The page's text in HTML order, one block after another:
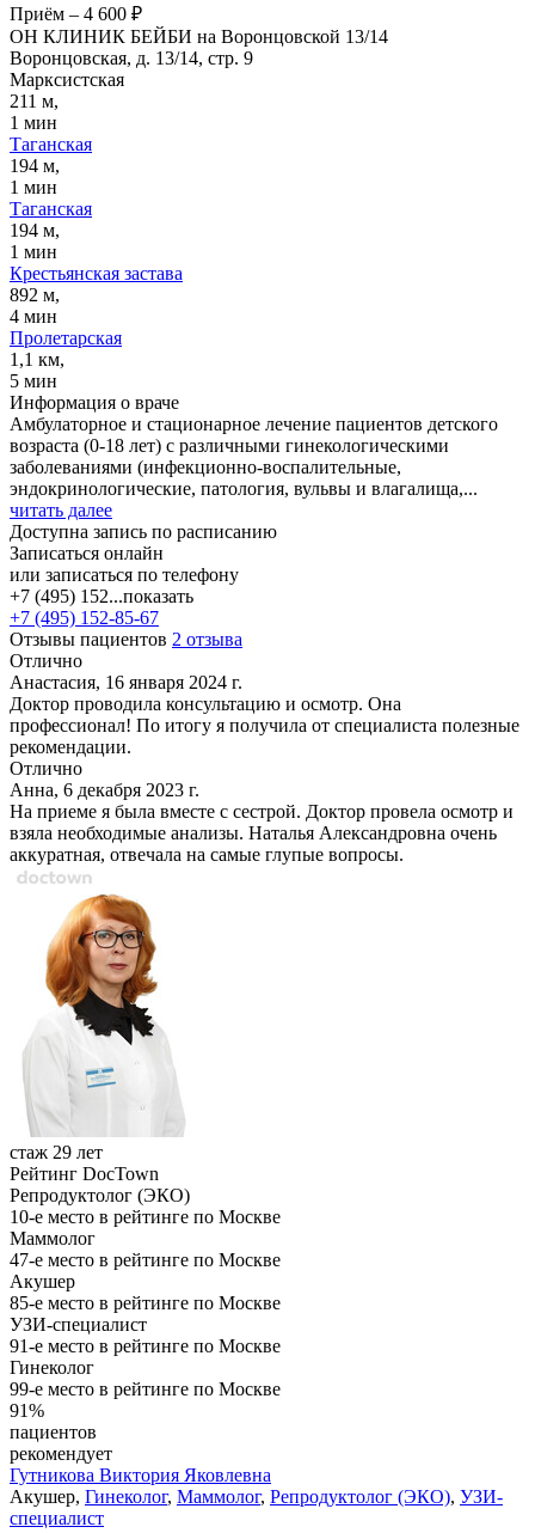
Приём – 4 600 ₽
ОН КЛИНИК БЕЙБИ на Воронцовской 13/14
Воронцовская, д. 13/14, стр. 9
Марксистская
211 м,
1 мин
Таганская
194 м,
1 мин
Таганская
194 м,
1 мин
Крестьянская застава
892 м,
4 мин
Пролетарская
1,1 км,
5 мин
Информация о враче
Амбулаторное и стационарное лечение пациентов детского
возраста (0-18 лет) с различными гинекологическими
заболеваниями (инфекционно-воспалительные,
эндокринологические, патология, вульвы и влагалища,...
читать далее
Доступна запись по расписанию
Записаться онлайн
или записаться по телефону
+7 (495) 152...показать
+7 (495) 152-85-67
Отзывы пациентов 2 отзыва
Отлично
Анастасия, 16 января 2024 г.
Доктор проводила консультацию и осмотр. Она
профессионал! По итогу я получила от специалиста полезные
рекомендации.
Отлично
Анна, 6 декабря 2023 г.
На приеме я была вместе с сестрой. Доктор провела осмотр и
взяла необходимые анализы. Наталья Александровна очень
аккуратная, отвечала на самые глупые вопросы.
стаж 29 лет
Рейтинг DocTown
Репродуктолог (ЭКО)
10-е место в рейтинге по Москве
Маммолог
47-е место в рейтинге по Москве
Акушер
85-е место в рейтинге по Москве
УЗИ-специалист
91-е место в рейтинге по Москве
Гинеколог
99-е место в рейтинге по Москве
91%
пациентов
рекомендует
Гутникова Виктория Яковлевна
Акушер, Гинеколог, Маммолог, Репродуктолог (ЭКО), УЗИ-
специалист